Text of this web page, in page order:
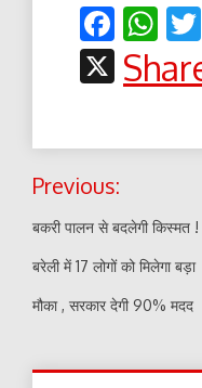
X
Post
navigation
Previous:
बकरी पालन से बदलेगी किस्मत !
बरेली में 17 लोगों को मिलेगा बड़ा
मौका , सरकार देगी 90% मदद